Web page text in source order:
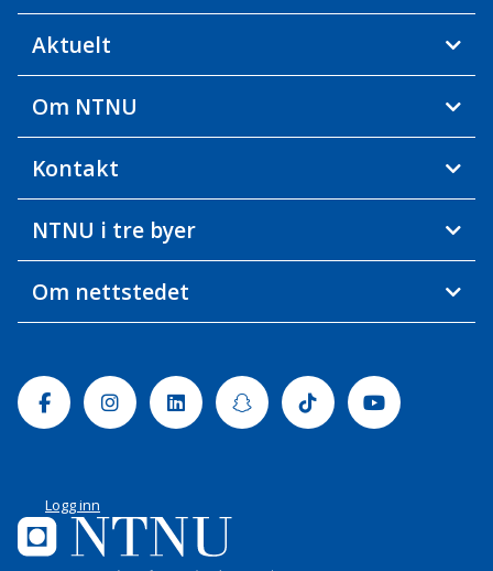
Aktuelt
Om NTNU
Kontakt
NTNU i tre byer
Om nettstedet
FacebookInstagramLinkedinSnapchatTiktok Youtube
Logg inn